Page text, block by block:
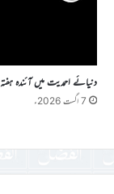
دنیائے احمدیت میں آئندہ ہفتہ
7 اگست 2026ء